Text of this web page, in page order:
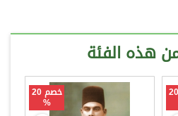
هذه الفئة
خصم 20 خصم 20
%